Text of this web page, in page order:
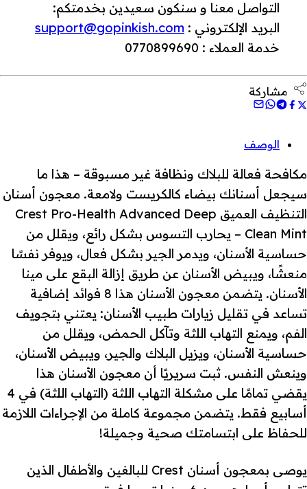
التواصل معنا و سنكون سعيدين بخدمتكم:
البريد الإلكتروني : support@gopinkish.com
خدمة العملاء : 0770899690
مشاركة
الوصف
مكافحة فعالة للبلاك ونظافة غير مسبوقة – هذا ما
سيجعل أسنانك بيضاء كالكريست ولامعة. معجون أسنان
التنظيف العميق Crest Pro-Health Advanced Deep
Clean Mint – يحارب التسوس بشكل رائع، ويقلل من
حساسية الأسنان، ويدمر الجير بشكل فعال، ويوفر نفسًا
منعشًا، ويبيض الأسنان عن طريق إزالة البقع على مينا
الأسنان. يتضمن معجون الأسنان هذا 8 فوائد إضافية
تساعد في تقليل زيارات طبيب الأسنان: يعتني بتجويف
الفم، ويمنع التهاب اللثة وتآكل الحمض، ويقلل من
حساسية الأسنان، ويزيل البلاك والجير، ويبيض الأسنان،
وينعش النفس. ثبت سريريًا أن معجون الأسنان هذا
يقضي تمامًا على مشكلة التهاب اللثة (التهاب اللثة) في 4
أسابيع فقط. يتضمن مجموعة كاملة من الإجراءات اللازمة
للحفاظ على ابتسامتك صحية وجميلة!
يوصى بمعجون أسنان Crest للبالغين والأطفال الذين